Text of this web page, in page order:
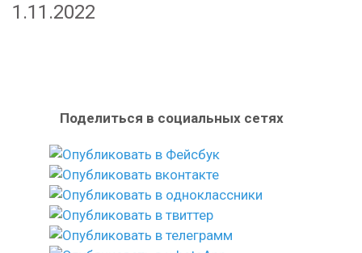
1.11.2022
Поделиться в социальных сетях